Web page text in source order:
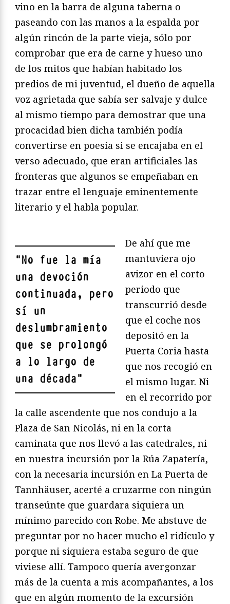
vino en la barra de alguna taberna o
paseando con las manos a la espalda por
algún rincón de la parte vieja, sólo por
comprobar que era de carne y hueso uno
de los mitos que habían habitado los
predios de mi juventud, el dueño de aquella
voz agrietada que sabía ser salvaje y dulce
al mismo tiempo para demostrar que una
procacidad bien dicha también podía
convertirse en poesía si se encajaba en el
verso adecuado, que eran artificiales las
fronteras que algunos se empeñaban en
trazar entre el lenguaje eminentemente
literario y el habla popular.
"No fue la mía
una devoción
continuada, pero
sí un
deslumbramiento
que se prolongó
a lo largo de
una década"
De ahí que me
mantuviera ojo
avizor en el corto
periodo que
transcurrió desde
que el coche nos
depositó en la
Puerta Coria hasta
que nos recogió en
el mismo lugar. Ni
en el recorrido por
la calle ascendente que nos condujo a la
Plaza de San Nicolás, ni en la corta
caminata que nos llevó a las catedrales, ni
en nuestra incursión por la Rúa Zapatería,
con la necesaria incursión en La Puerta de
Tannhäuser, acerté a cruzarme con ningún
transeúnte que guardara siquiera un
mínimo parecido con Robe. Me abstuve de
preguntar por no hacer mucho el ridículo y
porque ni siquiera estaba seguro de que
viviese allí. Tampoco quería avergonzar
más de la cuenta a mis acompañantes, a los
que en algún momento de la excursión